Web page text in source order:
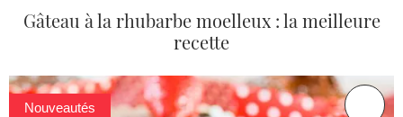
Gâteau à la rhubarbe moelleux : la meilleure
recette
Nouveautés